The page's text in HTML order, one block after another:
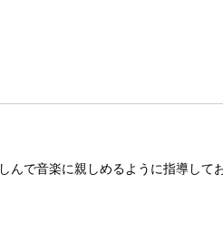
で音楽に親しめるように指導して